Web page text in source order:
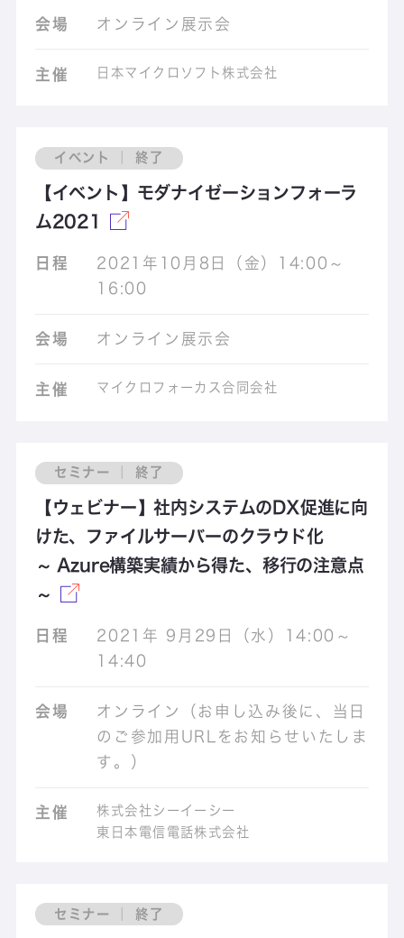
会場 オンライン展示会
主催 日本マイクロソフト株式会社
イベント ｜ 終了
【イベント】モダナイゼーションフォーラ
ム2021
日程
2021年10月8日（金）14:00～
16:00
会場 オンライン展示会
主催 マイクロフォーカス合同会社
セミナー ｜ 終了
【ウェビナー】社内システムのDX促進に向
けた、ファイルサーバーのクラウド化
～ Azure構築実績から得た、移行の注意点
～
日程
2021年 9月29日（水）14:00～
14:40
会場
オンライン（お申し込み後に、当日
のご参加用URLをお知らせいたしま
す。）
主催
株式会社シーイーシー
東日本電信電話株式会社
セミナー ｜ 終了